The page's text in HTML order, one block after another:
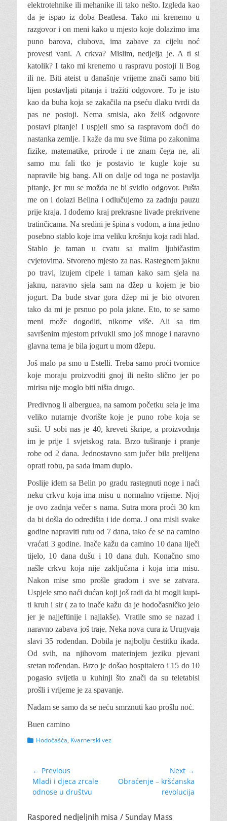
elektrotehnike ili mehanike ili tako nešto. Izgleda kao
da je ispao iz doba Beatlesa. Tako mi krenemo u
razgovor i on meni kako u mjesto koje dolazimo ima
puno barova, clubova, ima zabave za cijelu noć
provesti vani. A crkva? Mislim, nedjelja je. A ti si
katolik? I tako mi krenemo u raspravu postoji li Bog
ili ne. Biti ateist u današnje vrijeme znači samo biti
lijen postavljati pitanja i tražiti odgovore. To je isto
kao da buha koja se zakačila na pseću dlaku tvrdi da
pas ne postoji. Nema smisla, ako želiš odgovore
postavi pitanje! I uspjeli smo sa raspravom doći do
nastanka zemlje. I kaže da mu sve štima po zakonima
fizike, matematike, prirode i ne znam čega ne, ali
samo mu fali tko je postavio te kugle koje su
napravile big bang. Ali on dalje od toga ne postavlja
pitanje, jer mu se možda ne bi svidio odgovor. Pušta
me on i dolazi Belina i odlučujemo za zadnju pauzu
prije kraja. I dođemo kraj prekrasne livade prekrivene
tratinčicama. Na sredini je špina s vodom, a ima jedno
posebno stablo koje ima veliku krošnju koja radi hlad.
Stablo je taman u cvatu sa malim ljubičastim
cvjetovima. Stvoreno mjesto za nas. Rastegnem jaknu
po travi, izujem cipele i taman kako sam sjela na
jaknu, naravno sjela sam na džep u kojem je bio
jogurt. Da bude stvar gora džep mi je bio otvoren
tako da mi je prsnuo po pola jakne. Eto, to se samo
meni može dogoditi, nikome više. Ali sa tim
savršenim mjestom privukli smo još mnoge i naravno
glavna tema je bila jogurt u mom džepu.
Još malo pa smo u Estelli. Treba samo proći tvornice
koje moraju proizvoditi gnoj ili nešto slično jer po
mirisu nije moglo biti ništa drugo.
Predivnog li alberguea, na samom početku sela je ima
veliko nutarnje dvorište koje je puno robe koja se
suši. U sobi nas je 40, kreveti škripe, a proizvodnja
im je prije 1 svjetskog rata. Brzo tuširanje i pranje
robe od 2 dana. Jednostavno sam jučer bila prelijena
oprati robu, pa sada imam duplo.
Poslije idem sa Belin po gradu rastegnuti noge i naći
neku crkvu koja ima misu u normalno vrijeme. Njoj
je ovo zadnja večer s nama. Sutra mora proći 30 km
da bi došla do odredišta i ide doma. J ona misli svake
godine napraviti rutu od 7 dana, tako će se na camino
vraćati 3 godine. Inače kažu da camino 10 dana liječi
tijelo, 10 dana dušu i 10 dana duh. Konačno smo
našle crkvu koja nije zaključana i koja ima misu.
Nakon mise smo prošle gradom i sve se zatvara.
Uspjele smo naći dućan koji još radi da bi mogli kupi­
ti kruh i sir ( za to inače kažu da je hodočasničko jelo
jer je najjeftinije i najlakše). Vratile smo se nazad i
naravno zabava još traje. Neka nova cura iz Urugvaja
slavi 35 rođendan. Dobila je najbolju čestitku ikada.
Od svih, na njihovom materinjem jeziku pjevani
sretan rođendan. Brzo je došao hospitalero i 15 do 10
pogasio svijetla u kuhinji što znači da su teletabisi
prošli i vrijeme je za spavanje.
Nadam se samo da se neću smrznuti kao prošlu noć.
Buen camino
Categories
Hodočašća, Kvarnerski vez
Navigacija
objava
← Previous
Previous
post:
Mladi i djeca zrcale
odnose u društvu
Next →
Next
Obraćenje – kršćanska
revolucija
Raspored nedjeljnih misa / Sunday Mass